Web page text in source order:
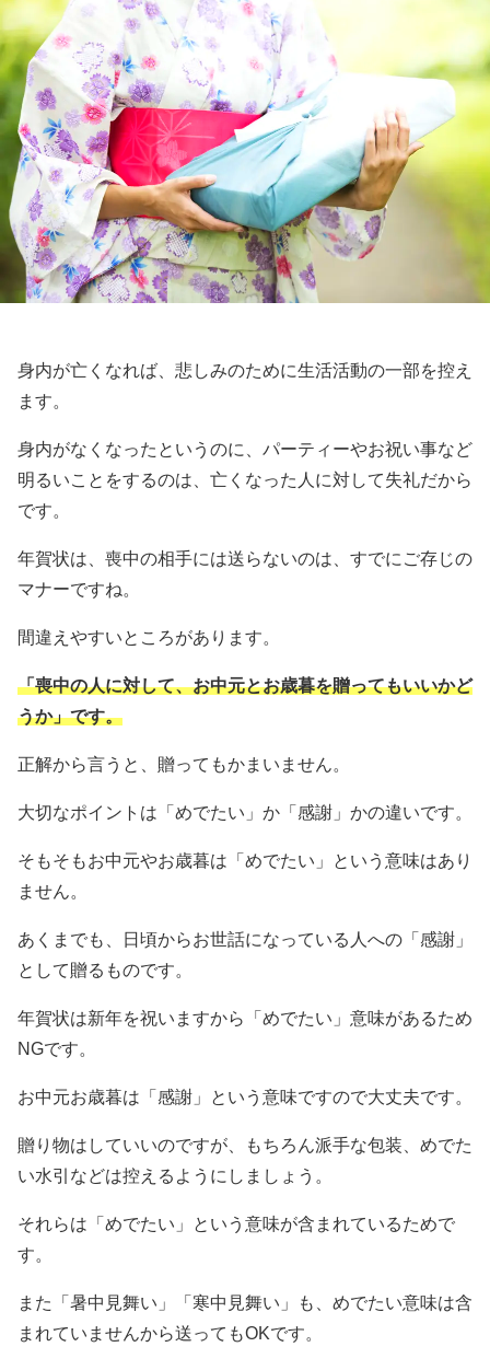
身内が亡くなれば、悲しみのために生活活動の一部を控え
ます。
身内がなくなったというのに、パーティーやお祝い事など
明るいことをするのは、亡くなった人に対して失礼だから
です。
年賀状は、喪中の相手には送らないのは、すでにご存じの
マナーですね。
間違えやすいところがあります。
「喪中の人に対して、お中元とお歳暮を贈ってもいいかど
うか」です。
正解から言うと、贈ってもかまいません。
大切なポイントは「めでたい」か「感謝」かの違いです。
そもそもお中元やお歳暮は「めでたい」という意味はあり
ません。
あくまでも、日頃からお世話になっている人への「感謝」
として贈るものです。
年賀状は新年を祝いますから「めでたい」意味があるため
NGです。
お中元お歳暮は「感謝」という意味ですので大丈夫です。
贈り物はしていいのですが、もちろん派手な包装、めでた
い水引などは控えるようにしましょう。
それらは「めでたい」という意味が含まれているためで
す。
また「暑中見舞い」「寒中見舞い」も、めでたい意味は含
まれていませんから送ってもOKです。